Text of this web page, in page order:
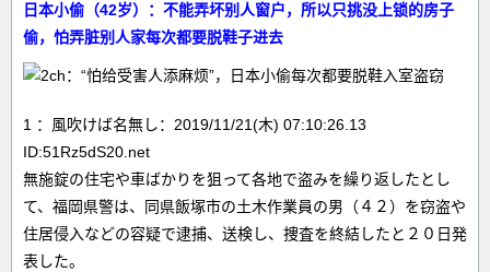
日本小偷（42岁）：不能弄坏别人窗户，所以只挑没上锁的房子
偷，怕弄脏别人家每次都要脱鞋子进去
1 ：風吹けば名無し：2019/11/21(木) 07:10:26.13
ID:51Rz5dS20.net
無施錠の住宅や車ばかりを狙って各地で盗みを繰り返したとし
て、福岡県警は、同県飯塚市の土木作業員の男（４２）を窃盗や
住居侵入などの容疑で逮捕、送検し、捜査を終結したと２０日発
表した。